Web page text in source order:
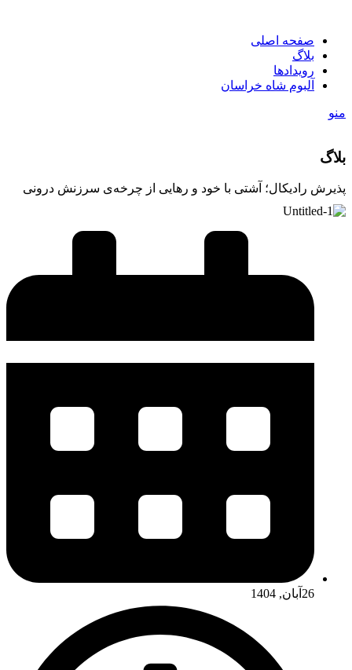
صفحه اصلی
بلاگ
رویدادها
آلبوم شاه خراسان
منو
بلاگ
پذیرش رادیکال؛ آشتی با خود و رهایی از چرخه‌ی سرزنش درونی
26آبان, 1404